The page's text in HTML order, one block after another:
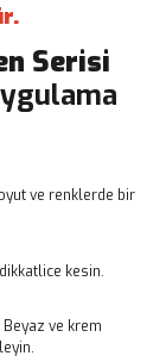
Serisi
ve renklerde bir
kesin.
Beyaz ve krem